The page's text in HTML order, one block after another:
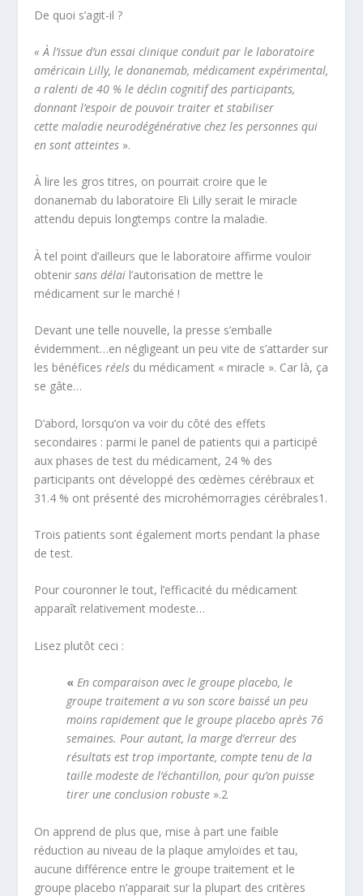
De quoi s’agit-il ?
« À l’issue d’un essai clinique conduit par le laboratoire
américain Lilly, le donanemab, médicament expérimental,
a ralenti de 40 % le déclin cognitif des participants,
donnant l’espoir de pouvoir traiter et stabiliser
cette maladie neurodégénérative chez les personnes qui
en sont atteintes ».
À lire les gros titres, on pourrait croire que le
donanemab du laboratoire Eli Lilly serait le miracle
attendu depuis longtemps contre la maladie.
À tel point d’ailleurs que le laboratoire affirme vouloir
obtenirsans délai l’autorisation de mettre le
médicament sur le marché !
Devant une telle nouvelle, la presse s’emballe
évidemment…en négligeant un peu vite de s’attarder sur
les bénéfices réels du médicament « miracle ». Car là, ça
se gâte…
D’abord, lorsqu’on va voir du côté des effets
secondaires : parmi le panel de patients qui a participé
aux phases de test du médicament, 24 % des
participants ont développé des œdèmes cérébraux et
31.4 % ont présenté des microhémorragies cérébrales1.
Trois patients sont également morts pendant la phase
de test.
Pour couronner le tout, l’efficacité du médicament
apparaît relativement modeste…
Lisez plutôt ceci :
«En comparaison avec le groupe placebo, le
groupe traitement a vu son score baissé un peu
moins rapidement que le groupe placebo après 76
semaines. Pour autant, la marge d’erreur des
résultats est trop importante, compte tenu de la
taille modeste de l’échantillon, pour qu’on puisse
tirer une conclusion robuste ».2
On apprend de plus que, mise à part une faible
réduction au niveau de la plaque amyloïdes et tau,
aucune différence entre le groupe traitement et le
groupe placebo n’apparait sur la plupart des critères